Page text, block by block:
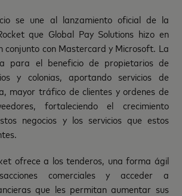
se une al lanzamiento oficial de la
que Global Pay Solutions hizo en
conjunto con Mastercard y Microsoft. La
para el beneficio de propietarios de
y colonias, aportando servicios de
mayor tráfico de clientes y ordenes de
fortaleciendo el crecimiento
negocios y los servicios que estos
ofrece a los tenderos, una forma ágil
comerciales y acceder a
que les permitan aumentar sus